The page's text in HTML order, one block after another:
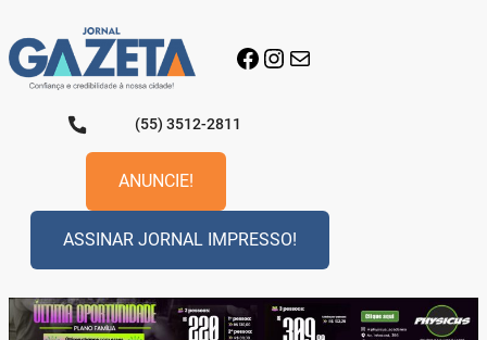
para
o
conteúdo
Facebook
Instagram
E-mail
(55) 3512-2811
ANUNCIE!
ASSINAR JORNAL IMPRESSO!